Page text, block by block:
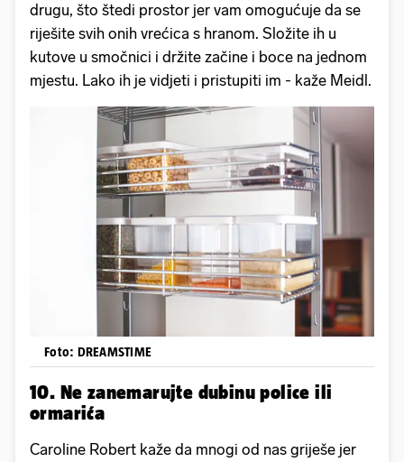
drugu, što štedi prostor jer vam omogućuje da se
riješite svih onih vrećica s hranom. Složite ih u
kutove u smočnici i držite začine i boce na jednom
mjestu. Lako ih je vidjeti i pristupiti im - kaže Meidl.
Foto: DREAMSTIME
10. Ne zanemarujte dubinu police ili
ormarića
Caroline Robert kaže da mnogi od nas griješe jer